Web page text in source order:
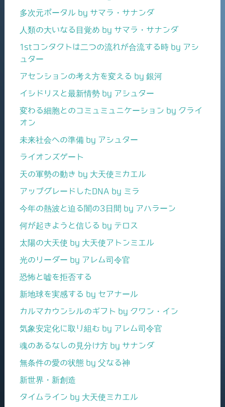
多次元ポータル by サマラ・サナンダ
人類の大いなる目覚め by サマラ・サナンダ
1stコンタクトは二つの流れが合流する時 by アシ
ュター
アセンションの考え方を変える by 銀河
イシドリスと最新情勢 by アシュター
変わる細胞とのコミュミュニケーション by クライ
オン
未来社会への準備 by アシュター
ライオンズゲート
天の軍勢の動き by 大天使ミカエル
アップグレードしたDNA by ミラ
今年の熱波と迫る闇の3日間 by アハラーン
何が起きようと信じる by テロス
太陽の大天使 by 大天使アトンミエル
光のリーダー by アレム司令官
恐怖と嘘を拒否する
新地球を実感する by セアナール
カルマカウンシルのギフト by クワン・イン
気象安定化に取り組む by アレム司令官
魂のあるなしの見分け方 by サナンダ
無条件の愛の状態 by 父なる神
新世界・新創造
タイムライン by 大天使ミカエル